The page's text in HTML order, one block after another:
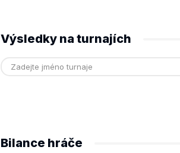
Výsledky na turnajích
Bilance hráče